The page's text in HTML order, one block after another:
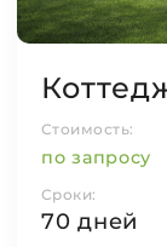
Стоимость:
по запросу
Сроки:
70 дней